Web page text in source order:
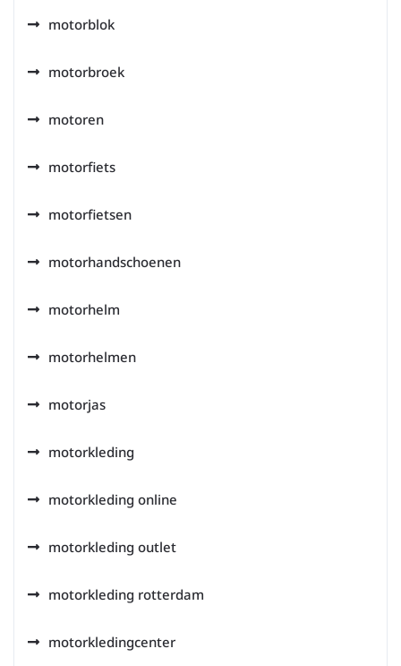
motorblok
motorbroek
motoren
motorfiets
motorfietsen
motorhandschoenen
motorhelm
motorhelmen
motorjas
motorkleding
motorkleding online
motorkleding outlet
motorkleding rotterdam
motorkledingcenter